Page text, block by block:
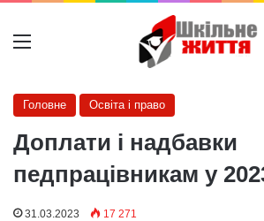
Меню
Головне Освіта і право
Доплати і надбавки
педпрацівникам у
31.03.2023 17 271